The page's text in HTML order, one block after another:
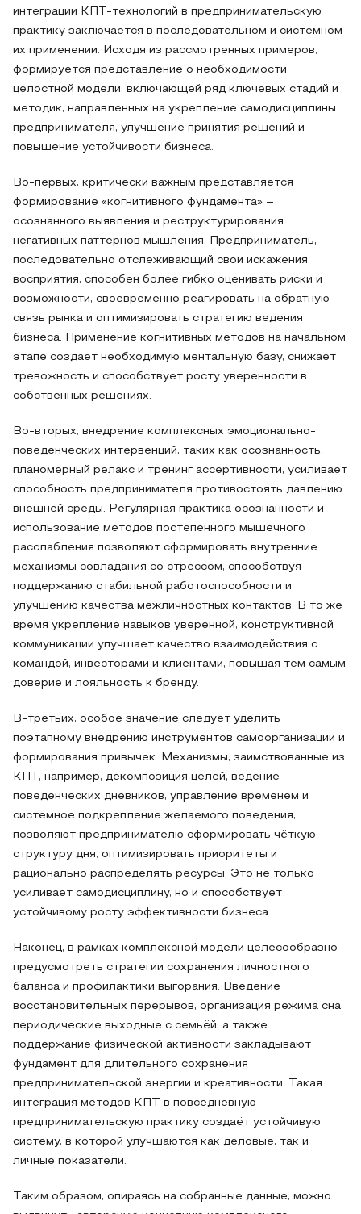
интеграции КПТ-технологий в предпринимательскую
практику заключается в последовательном и системном
их применении. Исходя из рассмотренных примеров,
формируется представление о необходимости
целостной модели, включающей ряд ключевых стадий и
методик, направленных на укрепление самодисциплины
предпринимателя, улучшение принятия решений и
повышение устойчивости бизнеса.
Во-первых, критически важным представляется
формирование «когнитивного фундамента» –
осознанного выявления и реструктурирования
негативных паттернов мышления. Предприниматель,
последовательно отслеживающий свои искажения
восприятия, способен более гибко оценивать риски и
возможности, своевременно реагировать на обратную
связь рынка и оптимизировать стратегию ведения
бизнеса. Применение когнитивных методов на начальном
этапе создает необходимую ментальную базу, снижает
тревожность и способствует росту уверенности в
собственных решениях.
Во-вторых, внедрение комплексных эмоционально-
поведенческих интервенций, таких как осознанность,
планомерный релакс и тренинг ассертивности, усиливает
способность предпринимателя противостоять давлению
внешней среды. Регулярная практика осознанности и
использование методов постепенного мышечного
расслабления позволяют сформировать внутренние
механизмы совладания со стрессом, способствуя
поддержанию стабильной работоспособности и
улучшению качества межличностных контактов. В то же
время укрепление навыков уверенной, конструктивной
коммуникации улучшает качество взаимодействия с
командой, инвесторами и клиентами, повышая тем самым
доверие и лояльность к бренду.
В-третьих, особое значение следует уделить
поэтапному внедрению инструментов самоорганизации и
формирования привычек. Механизмы, заимствованные из
КПТ, например, декомпозиция целей, ведение
поведенческих дневников, управление временем и
системное подкрепление желаемого поведения,
позволяют предпринимателю сформировать чёткую
структуру дня, оптимизировать приоритеты и
рационально распределять ресурсы. Это не только
усиливает самодисциплину, но и способствует
устойчивому росту эффективности бизнеса.
Наконец, в рамках комплексной модели целесообразно
предусмотреть стратегии сохранения личностного
баланса и профилактики выгорания. Введение
восстановительных перерывов, организация режима сна,
периодические выходные с семьёй, а также
поддержание физической активности закладывают
фундамент для длительного сохранения
предпринимательской энергии и креативности. Такая
интеграция методов КПТ в повседневную
предпринимательскую практику создаёт устойчивую
систему, в которой улучшаются как деловые, так и
личные показатели.
Таким образом, опираясь на собранные данные, можно